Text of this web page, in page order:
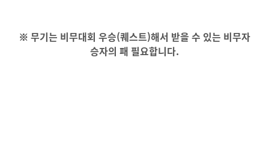
※ 무기는 비무대회 우승(퀘스트)해서 받을 수 있는 비무자
승자의 패 필요합니다.